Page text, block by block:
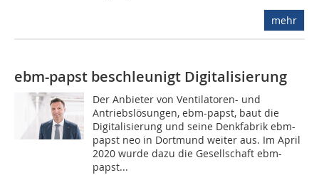
mehr
ebm-papst beschleunigt Digitalisierung
Der Anbieter von Ventilatoren- und
Antriebslösungen, ebm-papst, baut die
Digitalisierung und seine Denkfabrik ebm-
papst neo in Dortmund weiter aus. Im April
2020 wurde dazu die Gesellschaft ebm-
papst...